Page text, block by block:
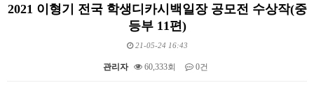
2021 이형기 전국 학생디카시백일장 공모전 수상작(중
등부 11편)
21-05-24 16:43
관리자 60,333회 0건